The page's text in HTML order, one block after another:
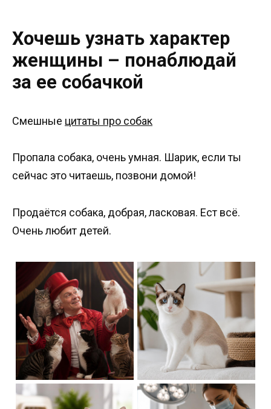
Хочешь узнать характер
женщины – понаблюдай
за ее собачкой
Смешные цитаты про собак
Пропала собака, очень умная. Шарик, если ты
сейчас это читаешь, позвони домой!
Продаётся собака, добрая, ласковая. Ест всё.
Очень любит детей.